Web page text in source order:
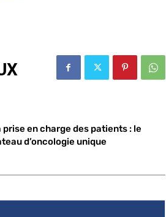
en charge des patients : le
d’oncologie unique